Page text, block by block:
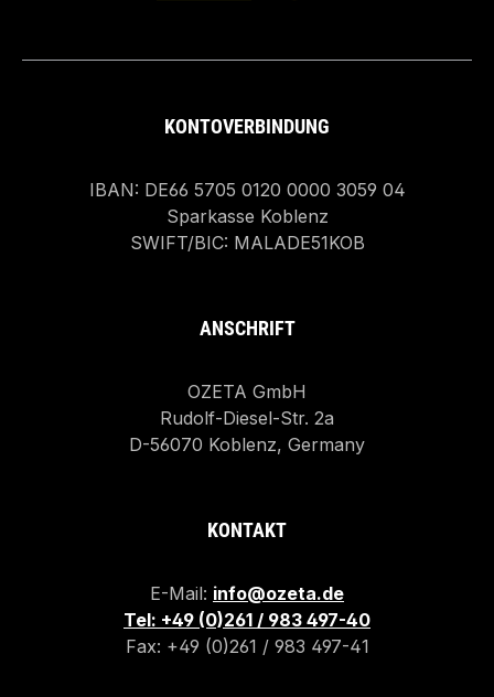
KONTOVERBINDUNG
IBAN: DE66 5705 0120 0000 3059 04
Sparkasse Koblenz
SWIFT/BIC: MALADE51KOB
ANSCHRIFT
OZETA GmbH
Rudolf-Diesel-Str. 2a
D-56070 Koblenz, Germany
KONTAKT
E-Mail: info@ozeta.de
Tel: +49 (0)261 / 983 497-40
Fax: +49 (0)261 / 983 497-41